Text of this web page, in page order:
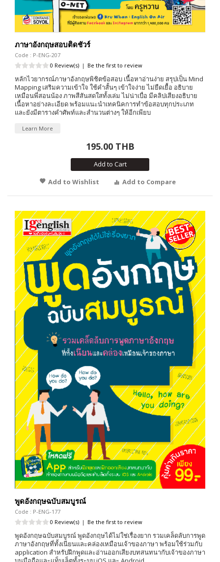
ภาษาอังกฤษสอบติดชัวร์
Code : P-ENG-207
0 Review(s) | Be the first to review
หลักไวยากรณ์ภาษาอังกฤษพิชิตข้อสอบ เนื้อหาอ่านง่าย สรุปเป็น Mind
Mapping เสริมความเข้าใจ ใช้คำสั้นๆ เข้าใจง่าย ไม่ยืดเยื้อ อธิบาย
เหมือนพี่สอนน้อง ภาพสีสันสดใสทั้งเล่ม ไม่น่าเบื่อ มีคลิปเสียงอธิบาย
เนื้อหาอย่างละเอียด พร้อมแนะนำเทคนิคการทำข้อสอบทุกประเภท
และยังมีตารางคำศัพท์และสำนวนต่างๆ ให้อีกเพียบ
Learn More
195.00 THB
Add to Cart
Add to Wishlist
Add to Compare
พูดอังกฤษฉบับสมบูรณ์
Code : P-ENG-177
0 Review(s) | Be the first to review
พูดอังกฤษฉบับสมบูรณ์ พูดอังกฤษได้ไม่ใช่เรื่องยาก รวมเคล็ดลับการพูด
ภาษาอังกฤษที่ทั้งเนียนและคล่องเหมือนเจ้าของภาษา พร้อมใช้ร่วมกับ
application สำหรับฝึกพูดและอ่านออกเสียงบทสนทนากับเจ้าของภาษา